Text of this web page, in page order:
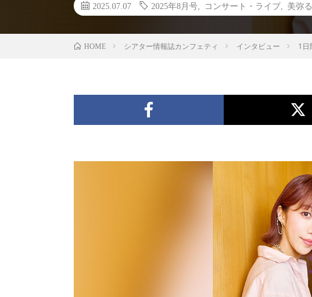
2025.07.07 2025年8月号 コンサート・ライブ 美弥
HOME シアター情報誌カンフェティ インタビュー 1日